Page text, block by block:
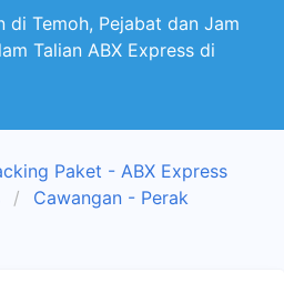
di Temoh, Pejabat dan Jam
Talian ABX Express di
Paket - ABX Express
Cawangan - Perak